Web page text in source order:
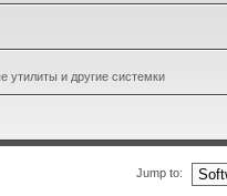
утилиты и другие системки
Jump to: